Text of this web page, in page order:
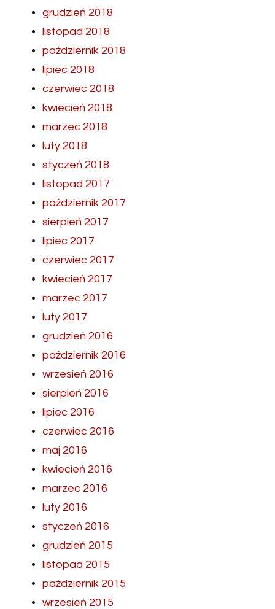
grudzień 2018
listopad 2018
październik 2018
lipiec 2018
czerwiec 2018
kwiecień 2018
marzec 2018
luty 2018
styczeń 2018
listopad 2017
październik 2017
sierpień 2017
lipiec 2017
czerwiec 2017
kwiecień 2017
marzec 2017
luty 2017
grudzień 2016
październik 2016
wrzesień 2016
sierpień 2016
lipiec 2016
czerwiec 2016
maj 2016
kwiecień 2016
marzec 2016
luty 2016
styczeń 2016
grudzień 2015
listopad 2015
październik 2015
wrzesień 2015